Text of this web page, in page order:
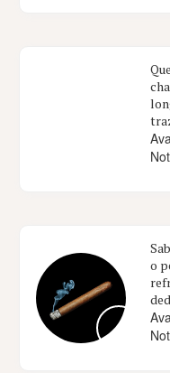
o